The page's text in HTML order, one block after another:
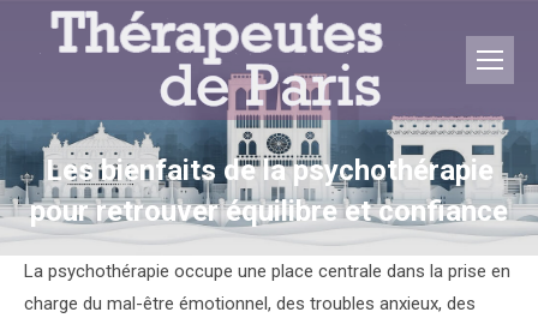
Les bienfaits de la psychothérapie
pour retrouver équilibre et confiance
Vous êtes ici :
La psychothérapie occupe une place centrale dans la prise en
charge du mal-être émotionnel, des troubles anxieux, des